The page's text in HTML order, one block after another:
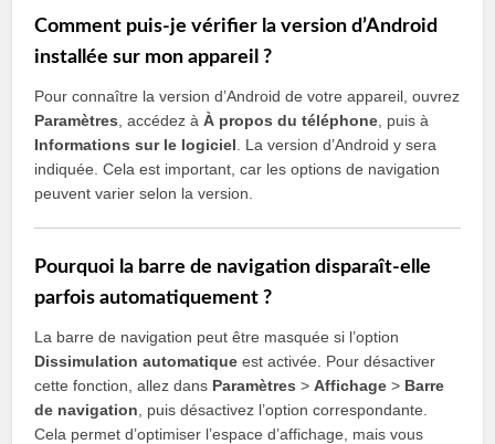
Comment puis-je vérifier la version d’Android
installée sur mon appareil ?
Pour connaître la version d’Android de votre appareil, ouvrez
Paramètres , accédez àÀ propos du téléphone , puis à
Informations sur le logiciel . La version d’Android y sera
indiquée. Cela est important, car les options de navigation
peuvent varier selon la version.
Pourquoi la barre de navigation disparaît-elle
parfois automatiquement ?
La barre de navigation peut être masquée si l’option
Dissimulation automatique est activée. Pour désactiver
cette fonction, allez dans Paramètres >Affichage > Barre
de navigation , puis désactivez l’option correspondante.
Cela permet d’optimiser l’espace d’affichage, mais vous